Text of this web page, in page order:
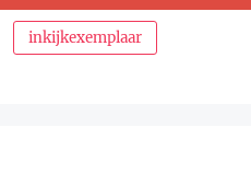
inkijkexemplaar